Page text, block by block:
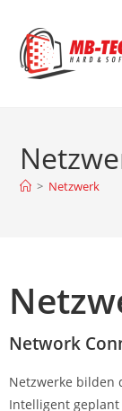
> Netzwerk
Network
Netzwerke bilden
Intelligent